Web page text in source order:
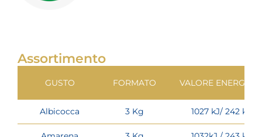
Assortimento
GUSTO FORMATO VALORE
Albicocca 3 Kg 1027 kJ/ 242 kcal